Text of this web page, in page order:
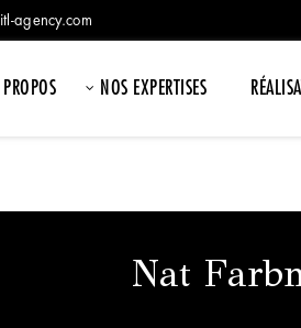
agency.com
NOS EXPERTISES
Nat